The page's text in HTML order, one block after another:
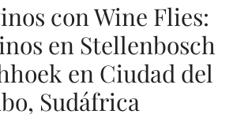
con Wine Flies:
en Stellenbosch
en Ciudad del
Sudáfrica